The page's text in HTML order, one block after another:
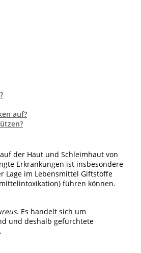
auf?
der Haut und Schleimhaut von
Erkrankungen ist insbesondere
Lage im Lebensmittel Giftstoffe
führen können.
. Es handelt sich um
und deshalb gefürchtete